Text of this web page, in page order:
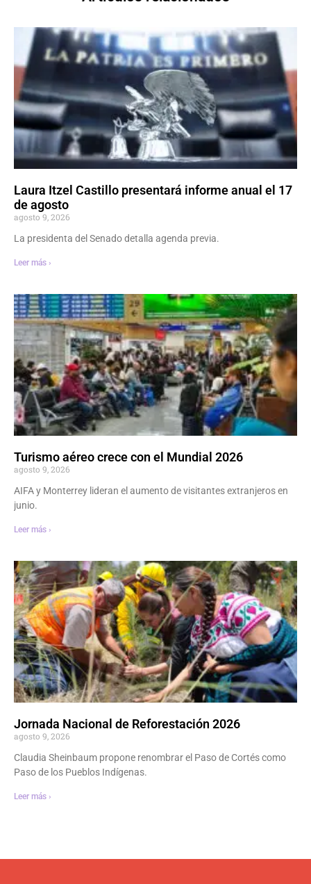
Laura Itzel Castillo presentará informe anual el 17
de agosto
agosto 9, 2026
La presidenta del Senado detalla agenda previa.
Leer más ›
Turismo aéreo crece con el Mundial 2026
agosto 9, 2026
AIFA y Monterrey lideran el aumento de visitantes extranjeros en
junio.
Leer más ›
Jornada Nacional de Reforestación 2026
agosto 9, 2026
Claudia Sheinbaum propone renombrar el Paso de Cortés como
Paso de los Pueblos Indígenas.
Leer más ›